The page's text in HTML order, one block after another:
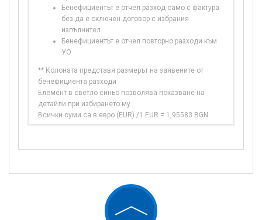
Бенефициентът е отчел разход само с фактура
без да е сключен договор с избрания
изпълнител
Бенефициентът е отчел повторно разходи към
УО
** Колоната представя размерът на заявените от
бенефициента разходи
Елемент в светло синьо позволява показване на
детайли при избирането му
Всички суми са в евро (EUR) /1 EUR = 1,95583 BGN